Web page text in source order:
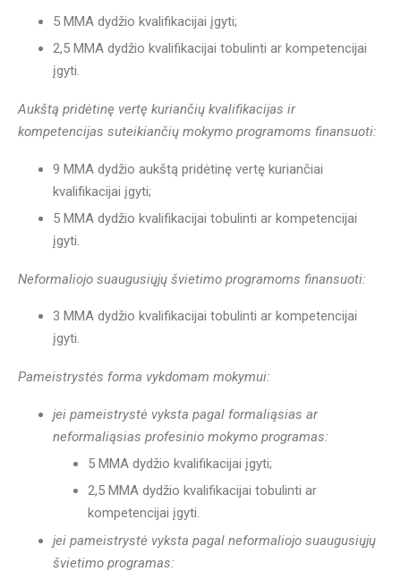
5 MMA dydžio kvalifikacijai įgyti;
2,5 MMA dydžio kvalifikacijai tobulinti ar kompetencijai
įgyti.
Aukštą pridėtinę vertę kuriančių kvalifikacijas ir
kompetencijas suteikiančių mokymo programoms finansuoti:
9 MMA dydžio aukštą pridėtinę vertę kuriančiai
kvalifikacijai įgyti;
5 MMA dydžio kvalifikacijai tobulinti ar kompetencijai
įgyti.
Neformaliojo suaugusiųjų švietimo programoms finansuoti:
3 MMA dydžio kvalifikacijai tobulinti ar kompetencijai
įgyti.
Pameistrystės forma vykdomam mokymui:
jei pameistrystė vyksta pagal formaliąsias ar
neformaliąsias profesinio mokymo programas:
5 MMA dydžio kvalifikacijai įgyti;
2,5 MMA dydžio kvalifikacijai tobulinti ar
kompetencijai įgyti.
jei pameistrystė vyksta pagal neformaliojo suaugusiųjų
švietimo programas: